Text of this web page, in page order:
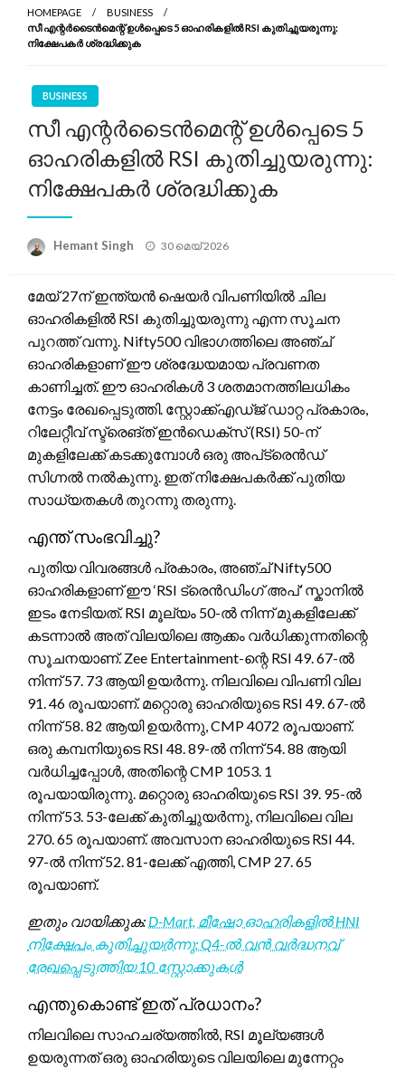
HOMEPAGE
BUSINESS
സീ എന്റർടൈൻമെന്റ് ഉൾപ്പെടെ 5 ഓഹരികളിൽ RSI കുതിച്ചുയരുന്നു:
നിക്ഷേപകർ ശ്രദ്ധിക്കുക
BUSINESS
സീ എന്റർടൈൻമെന്റ് ഉൾപ്പെടെ 5
ഓഹരികളിൽ RSI കുതിച്ചുയരുന്നു:
നിക്ഷേപകർ ശ്രദ്ധിക്കുക
Hemant Singh
Posted
30 മെയ്‌ 2026
മേയ് 27ന് ഇന്ത്യൻ ഷെയർ വിപണിയിൽ ചില
ഓഹരികളിൽ RSI കുതിച്ചുയരുന്നു എന്ന സൂചന
പുറത്ത് വന്നു. Nifty500 വിഭാഗത്തിലെ അഞ്ച്
ഓഹരികളാണ് ഈ ശ്രദ്ധേയമായ പ്രവണത
കാണിച്ചത്. ഈ ഓഹരികൾ 3 ശതമാനത്തിലധികം
നേട്ടം രേഖപ്പെടുത്തി. സ്റ്റോക്ക്എഡ്ജ് ഡാറ്റ പ്രകാരം,
റിലേറ്റീവ് സ്ട്രെങ്ത് ഇൻഡെക്സ് (RSI) 50-ന്
മുകളിലേക്ക് കടക്കുമ്പോൾ ഒരു അപ്‌ട്രെൻഡ്
സിഗ്നൽ നൽകുന്നു. ഇത് നിക്ഷേപകർക്ക് പുതിയ
സാധ്യതകൾ തുറന്നു തരുന്നു.
എന്ത് സംഭവിച്ചു?
പുതിയ വിവരങ്ങൾ പ്രകാരം, അഞ്ച് Nifty500
ഓഹരികളാണ് ഈ ‘RSI ട്രെൻഡിംഗ് അപ്’ സ്കാനിൽ
ഇടം നേടിയത്. RSI മൂല്യം 50-ൽ നിന്ന് മുകളിലേക്ക്
കടന്നാൽ അത് വിലയിലെ ആക്കം വർധിക്കുന്നതിന്റെ
സൂചനയാണ്. Zee Entertainment-ന്റെ RSI 49. 67-ൽ
നിന്ന് 57. 73 ആയി ഉയർന്നു. നിലവിലെ വിപണി വില
91. 46 രൂപയാണ്. മറ്റൊരു ഓഹരിയുടെ RSI 49. 67-ൽ
നിന്ന് 58. 82 ആയി ഉയർന്നു, CMP 4072 രൂപയാണ്.
ഒരു കമ്പനിയുടെ RSI 48. 89-ൽ നിന്ന് 54. 88 ആയി
വർധിച്ചപ്പോൾ, അതിന്റെ CMP 1053. 1
രൂപയായിരുന്നു. മറ്റൊരു ഓഹരിയുടെ RSI 39. 95-ൽ
നിന്ന് 53. 53-ലേക്ക് കുതിച്ചുയർന്നു, നിലവിലെ വില
270. 65 രൂപയാണ്. അവസാന ഓഹരിയുടെ RSI 44.
97-ൽ നിന്ന് 52. 81-ലേക്ക് എത്തി, CMP 27. 65
രൂപയാണ്.
ഇതും വായിക്കുക: D-Mart, മീഷോ ഓഹരികളിൽ HNI
നിക്ഷേപം കുതിച്ചുയർന്നു: Q4-ൽ വൻ വർദ്ധനവ്
രേഖപ്പെടുത്തിയ 10 സ്റ്റോക്കുകൾ
എന്തുകൊണ്ട് ഇത് പ്രധാനം?
നിലവിലെ സാഹചര്യത്തിൽ, RSI മൂല്യങ്ങൾ
ഉയരുന്നത് ഒരു ഓഹരിയുടെ വിലയിലെ മുന്നേറ്റം